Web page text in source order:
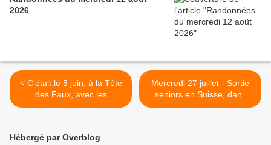
2026
< C'était le 5 juin, à la Tête
des Faux, avec les
randonneurs
Mercredi 27 juillet - Sortie
seniors en Suisse, dans
l'Oberland bernois >
Hébergé par Overblog